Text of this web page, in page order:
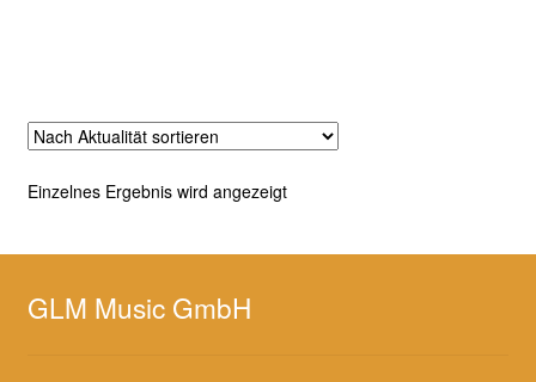
Einzelnes Ergebnis wird angezeigt
GLM Music GmbH